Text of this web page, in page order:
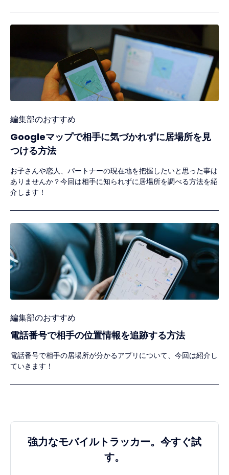
編集部のおすすめ
Googleマップで相手に気づかれずに居場所を見
つける方法
お子さんや恋人、パートナーの現在地を把握したいと思った事は
ありませんか？今回は相手に知られずに居場所を調べる方法を紹
介します！
編集部のおすすめ
電話番号で相手の位置情報を追跡する方法
電話番号で相手の居場所が分かるアプリについて、今回は紹介し
ていきます！
強力なモバイルトラッカー。今すぐ試
す。